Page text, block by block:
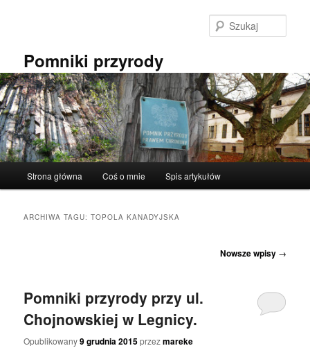
Pomniki przyrody
Strona główna Coś o mnie Spis artykułów
ARCHIWA TAGU:TOPOLA KANADYJSKA
Nowsze wpisy →
Pomniki przyrody przy ul.
Chojnowskiej w Legnicy.
Opublikowany9 grudnia 2015przezmareke